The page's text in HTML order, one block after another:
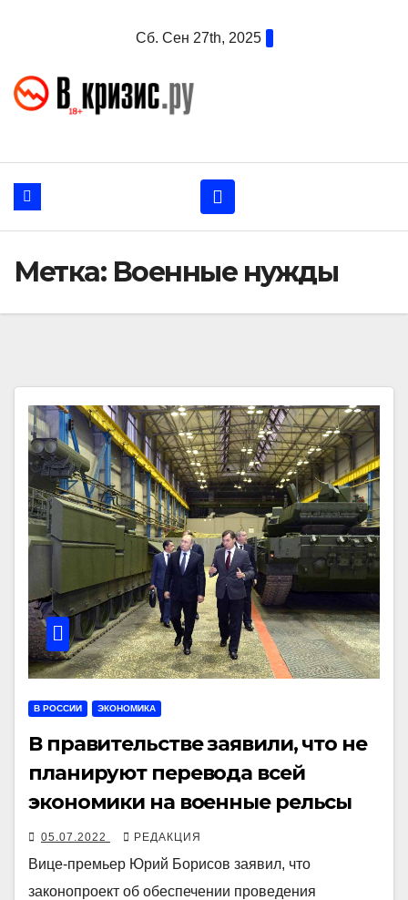
Сб. Сен 27th, 2025
Метка: Военные нужды
В РОССИИ ЭКОНОМИКА
В правительстве заявили, что не
планируют перевода всей
экономики на военные рельсы
05.07.2022 РЕДАКЦИЯ
Вице-премьер Юрий Борисов заявил, что
законопроект об обеспечении проведения